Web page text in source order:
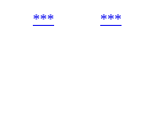
*** ***